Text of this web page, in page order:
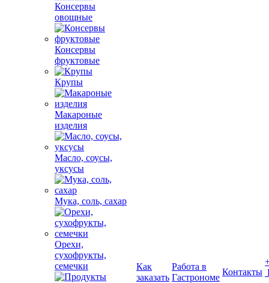
Консервы
овощные
Консервы
фруктовые
Крупы
Макароные
изделия
Масло, соусы,
уксусы
Мука, соль, сахар
Орехи,
сухофрукты,
семечки
Как
заказать
Работа в
Гастрономе
Контакты